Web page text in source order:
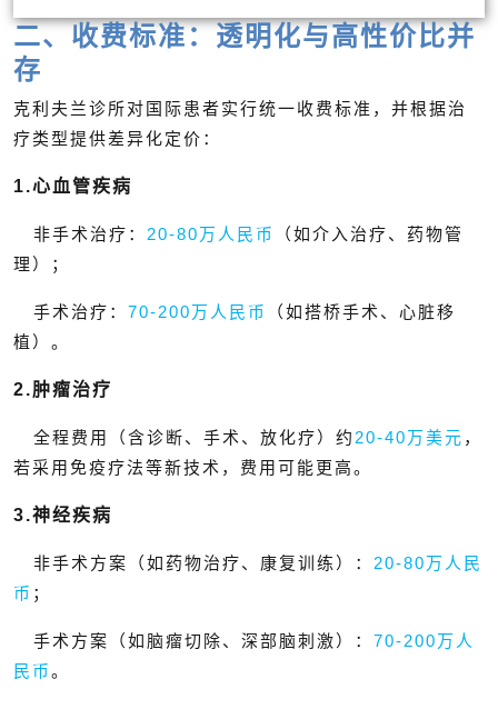
二、收费标准：透明化与高性价比并
存
克利夫兰诊所对国际患者实行统一收费标准，并根据治
疗类型提供差异化定价：
1.心血管疾病
非手术治疗： 20-80万人民币
（如介入治疗、药物管
理）；
手术治疗： 70-200万人民币
（如搭桥手术、心脏移
植）。
2.肿瘤治疗
全程费用（含诊断、手术、放化疗）约 20-40万美元 ，
若采用免疫疗法等新技术，费用可能更高。
3.神经疾病
非手术方案（如药物治疗、康复训练）： 20-80万人民
币 ；
手术方案（如脑瘤切除、深部脑刺激）： 70-200万人
民币。